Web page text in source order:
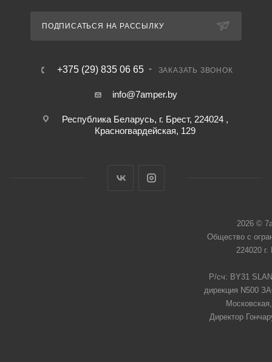
ПОДПИСАТЬСЯ НА РАССЫЛКУ
+375 (29) 835 06 65 ЗАКАЗАТЬ ЗВОНОК
info@7amper.by
Республика Беларусь, г. Брест, 224024 ,
Красногвардейская, 129
2026 ©
Общество с
224020
Р/сч: BY31
дирекция N500
Директор